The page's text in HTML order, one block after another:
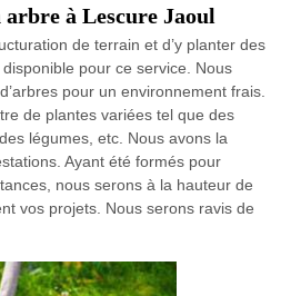
à Lescure Jaoul
de terrain et d’y planter des
pour ce service. Nous
pour un environnement frais.
de plantes variées tel que des
légumes, etc. Nous avons la
Ayant été formés pour
nous serons à la hauteur de
vos projets. Nous serons ravis de